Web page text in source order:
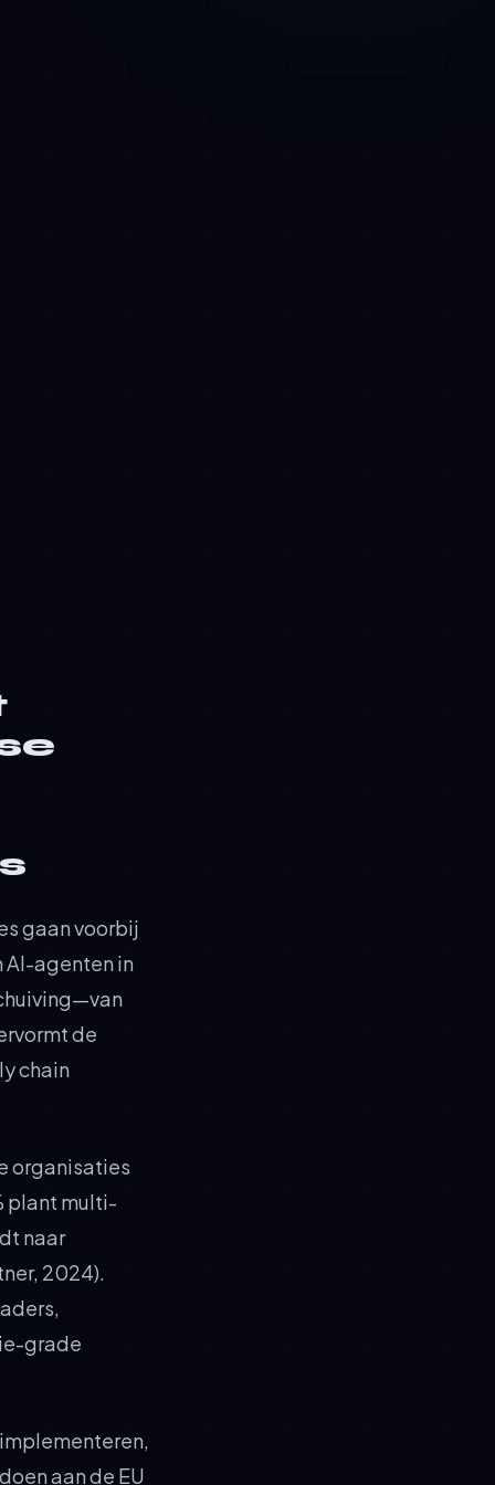
gaan voorbij
agenten in
de
chain
organisaties
plant multi-
naar
2024).
grade
aan de EU